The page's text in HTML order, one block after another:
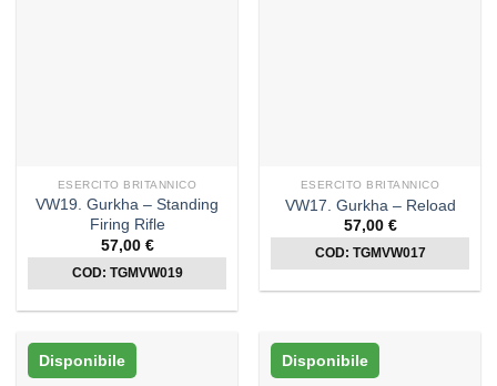
ESERCITO BRITANNICO
VW19. Gurkha – Standing
Firing Rifle
57,00 €
COD: TGMVW019
ESERCITO BRITANNICO
VW17. Gurkha – Reload
57,00 €
COD: TGMVW017
Disponibile Disponibile